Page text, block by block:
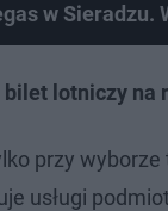
w
lotniczy na
przy
usługi